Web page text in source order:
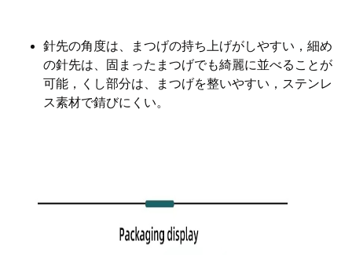
針先の角度は、まつげの持ち上げがしやすい， 細め
の針先は、固まったまつげでも綺麗に並べることが
可能，くし部分は、まつげを整いやすい，ステンレ
ス素材で錆びにくい。